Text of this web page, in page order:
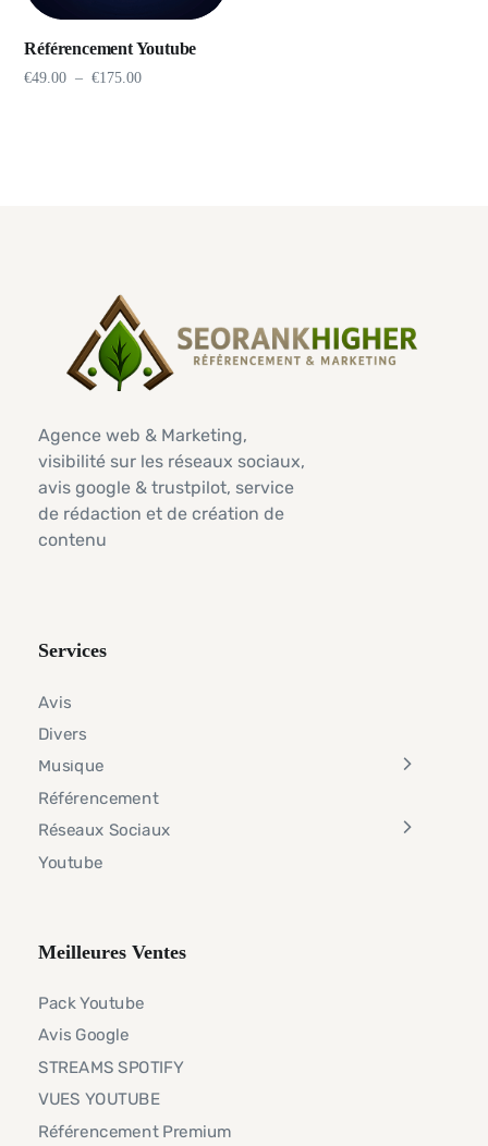
Référencement Youtube
€49.00 – €175.00
Agence web & Marketing,
visibilité sur les réseaux sociaux,
avis google & trustpilot, service
de rédaction et de création de
contenu
Services
Avis
Divers
Musique
Référencement
Réseaux Sociaux
Youtube
Meilleures Ventes
Pack Youtube
Avis Google
STREAMS SPOTIFY
VUES YOUTUBE
Référencement Premium